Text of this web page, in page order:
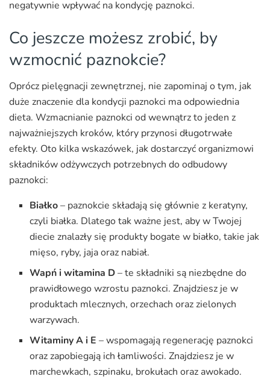
negatywnie wpływać na kondycję paznokci.
Co jeszcze możesz zrobić, by
wzmocnić paznokcie?
Oprócz pielęgnacji zewnętrznej, nie zapominaj o tym, jak
duże znaczenie dla kondycji paznokci ma odpowiednia
dieta. Wzmacnianie paznokci od wewnątrz to jeden z
najważniejszych kroków, który przynosi długotrwałe
efekty. Oto kilka wskazówek, jak dostarczyć organizmowi
składników odżywczych potrzebnych do odbudowy
paznokci:
Białko– paznokcie składają się głównie z keratyny,
czyli białka. Dlatego tak ważne jest, aby w Twojej
diecie znalazły się produkty bogate w białko, takie jak
mięso, ryby, jaja oraz nabiał.
Wapń i witamina D– te składniki są niezbędne do
prawidłowego wzrostu paznokci. Znajdziesz je w
produktach mlecznych, orzechach oraz zielonych
warzywach.
Witaminy A i E – wspomagają regenerację paznokci
oraz zapobiegają ich łamliwości. Znajdziesz je w
marchewkach, szpinaku, brokułach oraz awokado.